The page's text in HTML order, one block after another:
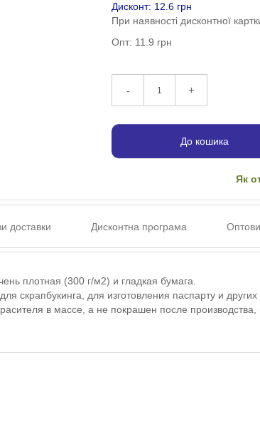
Дисконт: 12.6 грн
При наявності дисконтної
Опт: 11.9 грн
- +
До кошика
Як
доставки Дисконтна програма
плотная (300 г/м2) и гладкая бумага.
скрапбукинга, для изготовления паспарту и
в массе, а не покрашен после